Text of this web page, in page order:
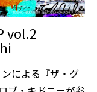
vol.2
による『ザ・グ